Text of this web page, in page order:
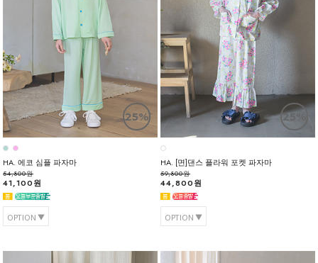
25%
HA. 에코 심플 파자마
54,800원
41,100원
OPTION
25%
HA. [면]댄스 플라워 포켓 파자마
59,800원
44,800원
OPTION